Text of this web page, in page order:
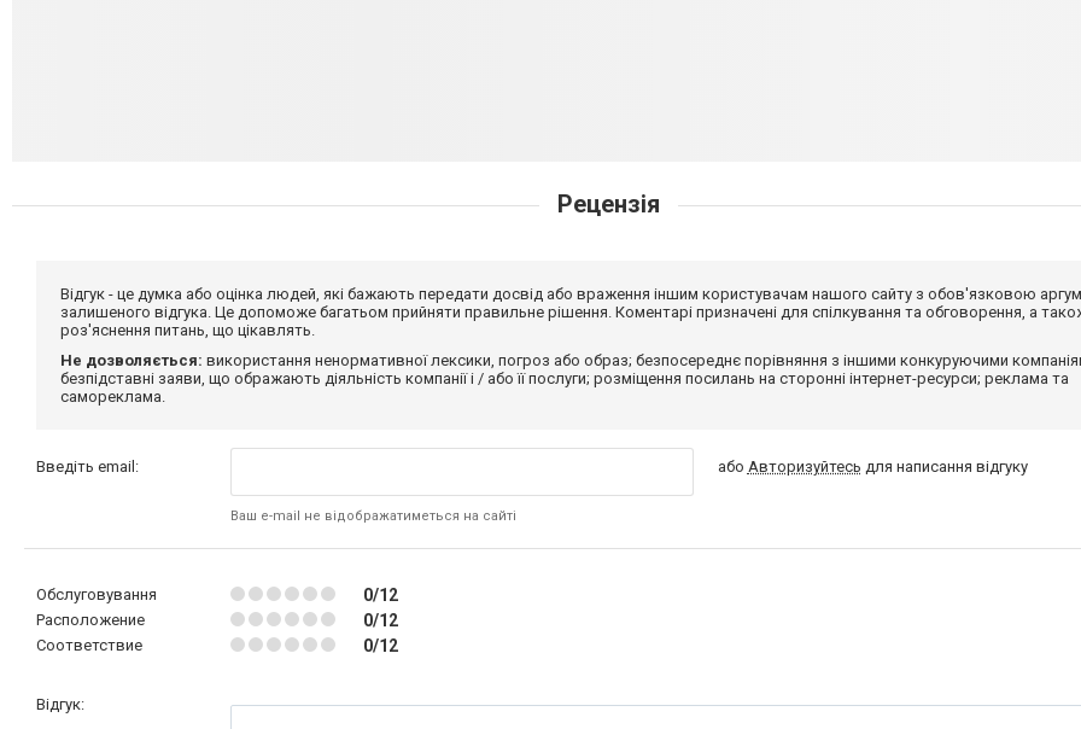
Рецензія
Відгук - це думка або оцінка людей, які бажають передати досвід або враження іншим користувачам нашого сайту з обов'язковою
залишеного відгука. Це допоможе багатьом прийняти правильне рішення. Коментарі призначені для спілкування та обговорення, а
роз'яснення питань, що цікавлять.
Не дозволяється: використання ненормативної лексики, погроз або образ; безпосереднє порівняння з іншими конкуруючими
безпідставні заяви, що ображають діяльність компанії і / або її послуги; розміщення посилань на сторонні інтернет-ресурси; реклама та
самореклама.
Введіть email:
Ваш e-mail не відображатиметься на сайті
або Авторизуйтесь для написання відгуку
Обслуговування 0/12
Расположение 0/12
Соответствие 0/12
Відгук: